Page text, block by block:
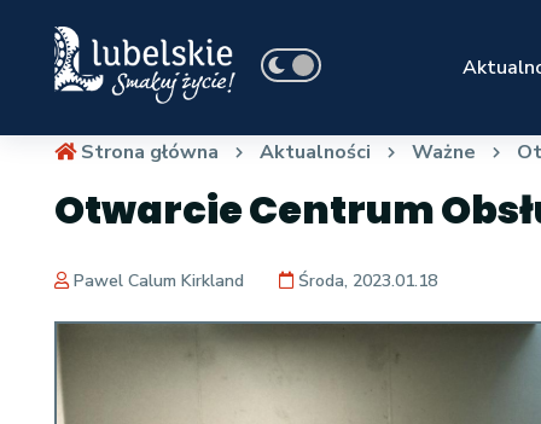
Strona główna Aktualności Ważne
Otwarcie Centrum
Pawel Calum Kirkland Środa, 2023.01.18